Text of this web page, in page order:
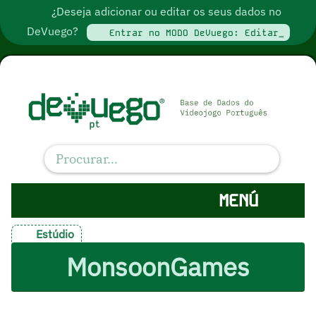
¿Deseja adicionar ou editar os seus dados no
DeVuego?
Entrar no MODO DeVuego: Editar_
MENÚ
Estúdio
MonsoonGames